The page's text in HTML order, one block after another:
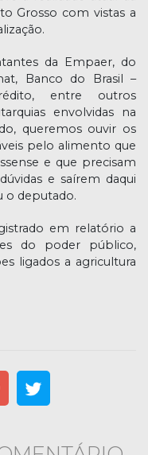
Grosso com vistas a
da Empaer, do
Banco do Brasil –
entre outros
envolvidas na
queremos ouvir os
pelo alimento que
e que precisam
e saírem daqui
o deputado.
em relatório a
do poder público,
ligados a agricultura